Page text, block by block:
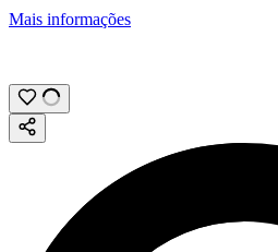
Mais informações